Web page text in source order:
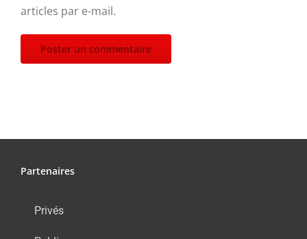
articles par e-mail.
Partenaires
Privés